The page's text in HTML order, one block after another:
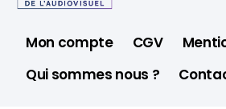
Mon compte CGV
Qui sommes nous ?